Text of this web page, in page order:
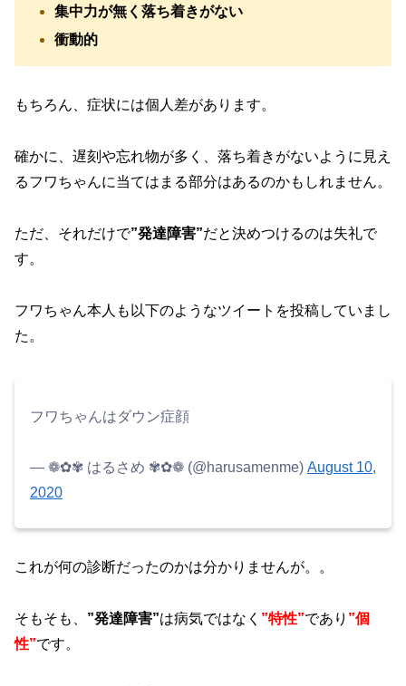
集中力が無く落ち着きがない
衝動的
もちろん、症状には個人差があります。
確かに、遅刻や忘れ物が多く、落ち着きがないように見え
るフワちゃんに当てはまる部分はあるのかもしれません。
ただ、それだけで”発達障害”だと決めつけるのは失礼で
す。
フワちゃん本人も以下のようなツイートを投稿していまし
た。
フワちゃんはダウン症顔
— ❁✿✾ はるさめ ✾✿❁︎ (@harusamenme) August 10,
2020
これが何の診断だったのかは分かりませんが。。
そもそも、 ”発達障害”は病気ではなく ”特性”であり ”個
性”です。